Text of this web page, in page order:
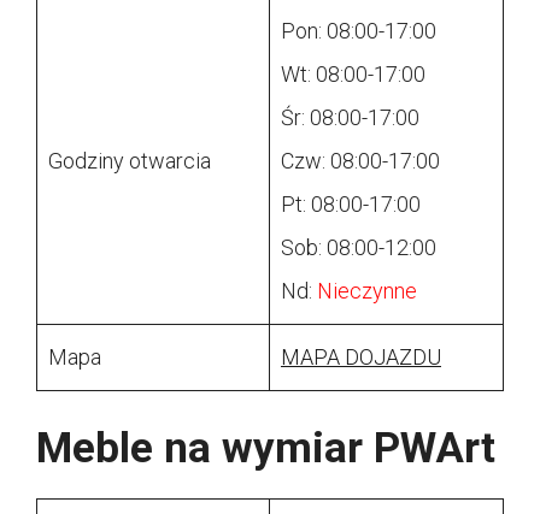
Godziny otwarcia
Pon: 08:00-17:00
Wt: 08:00-17:00
Śr: 08:00-17:00
Czw: 08:00-17:00
Pt: 08:00-17:00
Sob: 08:00-12:00
Nd: Nieczynne
Mapa MAPA DOJAZDU
Meble na wymiar PWArt